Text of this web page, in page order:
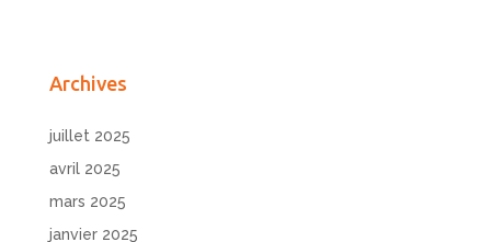
Archives
juillet 2025
avril 2025
mars 2025
janvier 2025